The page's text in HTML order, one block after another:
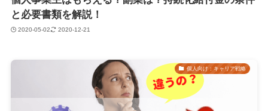
と必要書類を解説！
2020-05-02 2020-12-21
個人向け：キャリア戦略